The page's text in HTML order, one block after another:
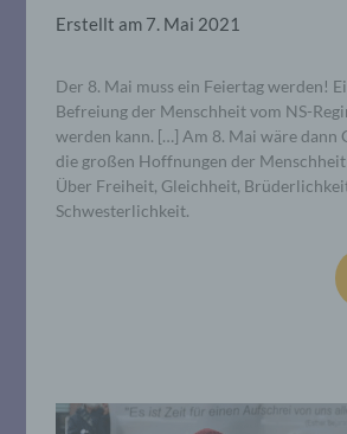
Erstellt am 7. Mai 2021
Der 8. Mai muss ein Feiertag werden!
Befreiung der Menschheit vom NS-
werden kann. […] Am 8. Mai wäre dann
die großen Hoffnungen der
Über Freiheit, Gleichheit,
Schwesterlichkeit.